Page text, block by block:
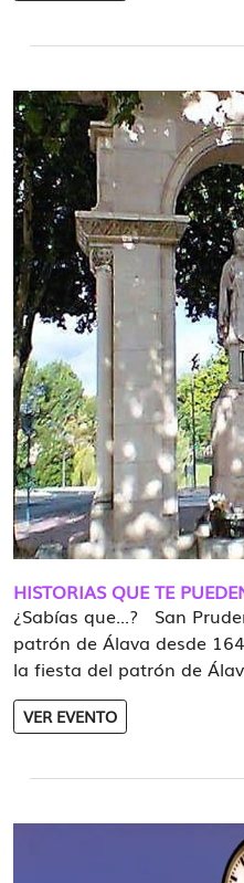
HISTORIAS QUE TE
¿Sabías que...? San
patrón de Álava desde
la fiesta del patrón de
VER EVENTO